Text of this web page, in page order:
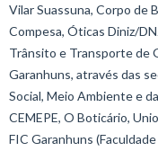
Vilar Suassuna, Corpo de
Compesa, Óticas Diniz/
Trânsito e Transporte de
Garanhuns, através das
Social, Meio Ambiente e
CEMEPE, O Boticário,
FIC Garanhuns